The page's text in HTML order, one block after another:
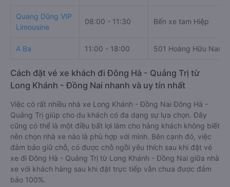
Quang Dũng VIP
Limousine
08:00 - 11:30 Bến xe tam Hiệp
A Ba 11:00 - 18:00 501 Hoàng Hữu Nam
Cách đặt vé xe khách đi Đông Hà - Quảng Trị từ
Long Khánh - Đồng Nai nhanh và uy tín nhất
Việc có rất nhiều nhà xe Long Khánh - Đồng Nai Đông Hà -
Quảng Trị giúp cho du khách có đa dạng sự lựa chọn. Đây
cũng có thể là một điều bất lợi làm cho hàng khách không biết
nên chọn nhà xe nào là phù hợp với mình. Bên cạnh đó, việc
đảm bảo giữ chỗ, có được chỗ ngồi yêu thích sau khi đặt vé
xe đi Đông Hà - Quảng Trị từ Long Khánh - Đồng Nai giữa nhà
xe với khách hàng sau khi đặt trực tiếp vẫn chưa được đảm
bảo 100%.